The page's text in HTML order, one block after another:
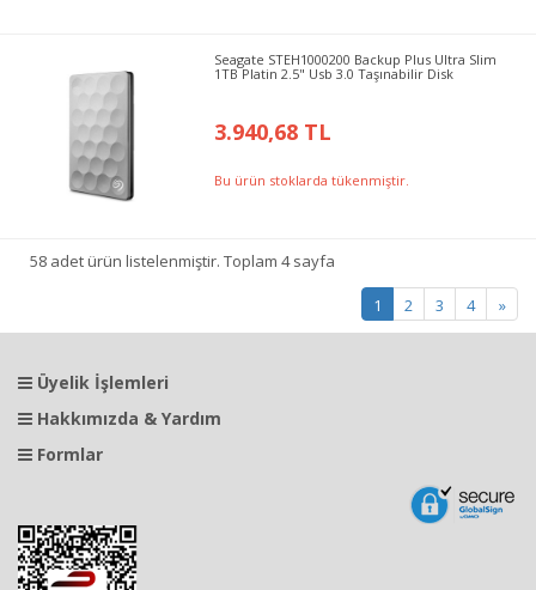
Seagate STEH1000200 Backup Plus Ultra Slim
1TB Platin 2.5" Usb 3.0 Taşınabilir Disk
3.940,68 TL
Bu ürün stoklarda tükenmiştir.
58 adet ürün listelenmiştir. Toplam 4 sayfa
1 2 3 4 »
Üyelik İşlemleri
Hakkımızda & Yardım
Formlar